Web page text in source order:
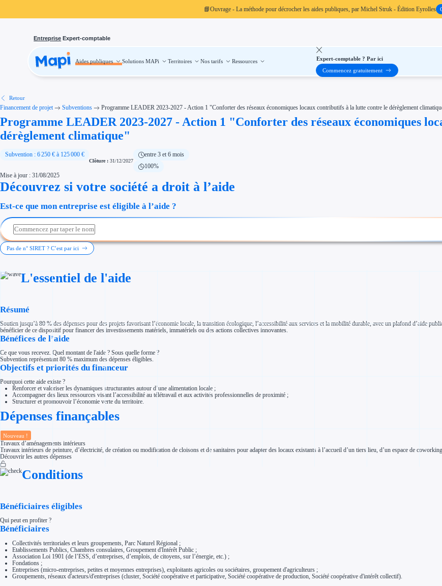
📘Ouvrage - La méthode pour décrocher les aides publiques, par Michel Struk - Édition Eyrolles
Entreprise Expert-comptable
Aides publiques Solutions MAPi Territoires Nos tarifs Ressources
Aides publiques
Investissement
Thématiques
Financement innovation
Transition écologique
Développement international
Transition numérique
Économies d'énergie et d'eau
Création d'entreprise
Cession d'entreprise
Aides Ressources Humaines
Type de financements
Subventions
Concours entreprise
Réduction des coûts
Aides Fiscales et sociales
Prêt entreprise
Prêt d'honneur
Aides par organisme financeur
Aides Bpifrance
Aides ADEME
Solutions MAPi
Simulateur d'éligibilité
Trouvez des idées de dépenses éligibles
Quelles aides pour votre secteur ?
Territoires
Régions de A à H
Aides Région Auvergne-Rhône-Alpes
Aides Région Bourgogne-Franche-Comté
Aides Région Bretagne
Aides Région Centre-Val de Loire
Régions de I à P
Aides Région Île-de-France
Couvertures
Aides Nationales
Aides Européennes
Recherche autonome
Accompagnement
Expert-comptable ? Par ici
Commencez gratuitement
Retour
Financement de projet Subventions Programme LEADER 2023-2027 - Action 1 "Conforter des réseaux économiques locaux contributifs à la lutte contre le dérèglement
Programme LEADER 2023-2027 - Action 1 "Conforter des réseaux économiques
dérèglement climatique"
Subvention : 6 250 € à 125 000 €
Clôture : 31/12/2027
entre 3 et 6 mois
100%
Mise à jour : 31/08/2025
Découvrez si votre société a droit à l’aide
Est-ce que mon entreprise est éligible à l’aide ?
Pas de n° SIRET ? C’est par ici
L'essentiel de l'aide
Résumé
Soutien jusqu’à 80 % des dépenses pour des projets favorisant l’économie locale, la transition écologique, l’accessibilité aux services et la mobilité durable, avec un plafond d’aide
bénéficier de ce dispositif pour financer des investissements matériels, immatériels ou des actions collectives innovantes.
Bénéfices de l’aide
Ce que vous recevez. Quel montant de l'aide ? Sous quelle forme ?
Subvention représentant 80 % maximum des dépenses éligibles.
Objectifs et priorités du financeur
Pourquoi cette aide existe ?
Renforcer et valoriser les dynamiques structurantes autour d’une alimentation locale ;
Accompagner des lieux ressources visant l’accessibilité au télétravail et aux activités professionnelles de proximité ;
Structurer et promouvoir l’économie verte du territoire.
Dépenses finançables
Nouveau !
Travaux d’aménagements intérieurs
Travaux intérieurs de peinture, d’électricité, de création ou modification de cloisons et de sanitaires pour adapter des locaux existants à l’accueil d’un tiers lieu, d’un espace de
Découvrir les autres dépenses
Conditions
Bénéficiaires éligibles
Qui peut en profiter ?
Bénéficiaires
Collectivités territoriales et leurs groupements, Parc Naturel Régional ;
Etablissements Publics, Chambres consulaires, Groupement d'Intérêt Public ;
Association Loi 1901 (de l’ESS, d’entreprises, d’emplois, de citoyens, sur l’énergie, etc.) ;
Fondations ;
Entreprises (micro-entreprises, petites et moyennes entreprises), exploitants agricoles ou sociétaires, groupement d'agriculteurs ;
Groupements, réseaux d'acteurs/d'entreprises (cluster, Société coopérative et participative, Société coopérative de production, Société coopérative d'intérêt collectif).